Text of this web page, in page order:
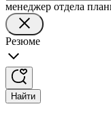
менеджер отдела
Резюме
Найти